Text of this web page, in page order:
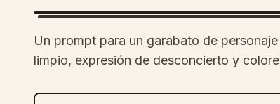
Un prompt para un garabato de
limpio, expresión de desconcierto y